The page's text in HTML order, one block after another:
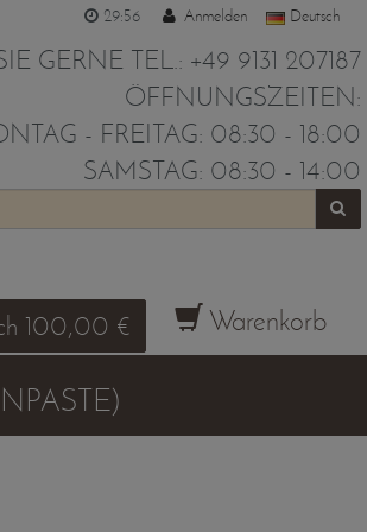
29:55 Anmelden Deutsch
GERNE TEL.: +49 9131 207187
ÖFFNUNGSZEITEN:
- FREITAG: 08:30 - 18:00
SAMSTAG: 08:30 - 14:00
100,00 € Warenkorb